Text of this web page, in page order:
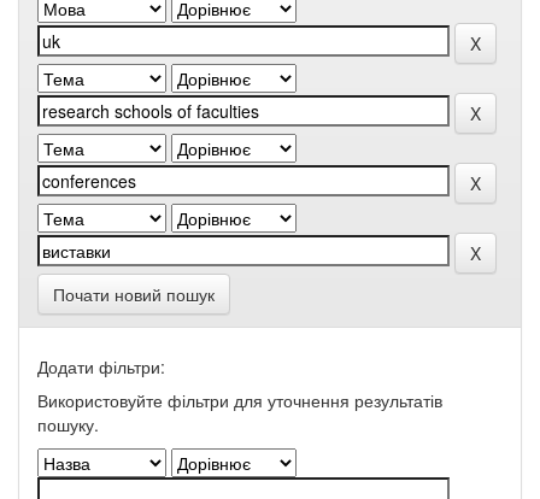
Почати новий пошук
Додати фільтри:
Використовуйте фільтри для уточнення результатів
пошуку.